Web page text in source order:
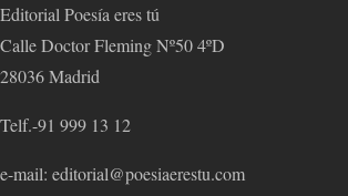
Editorial Poesía eres tú
Calle Doctor Fleming Nº50 4ºD
28036 Madrid
Telf.-91 999 13 12
e-mail: editorial@poesiaerestu.com